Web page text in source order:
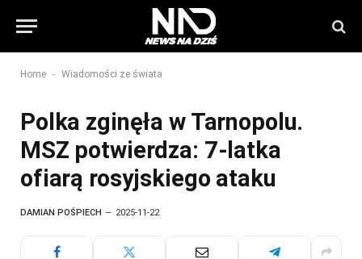
Home - Wiadomości ze świata
Polka zginęła w Tarnopolu.
MSZ potwierdza: 7-latka
ofiarą rosyjskiego ataku
DAMIAN POŚPIECH 2025-11-22